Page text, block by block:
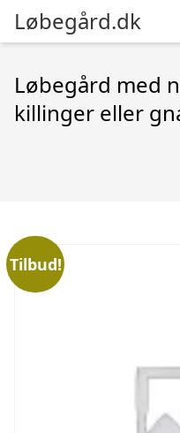
Løbegård.dk
Løbegård med
killinger eller
Tilbud!